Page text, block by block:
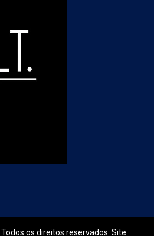
os direitos reservados. Site